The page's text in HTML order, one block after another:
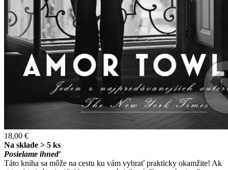
18,00 €
Na sklade > 5 ks
Posielame ihneď
Táto kniha sa môže na cestu ku vám vybrať prakticky okamžite! Ak